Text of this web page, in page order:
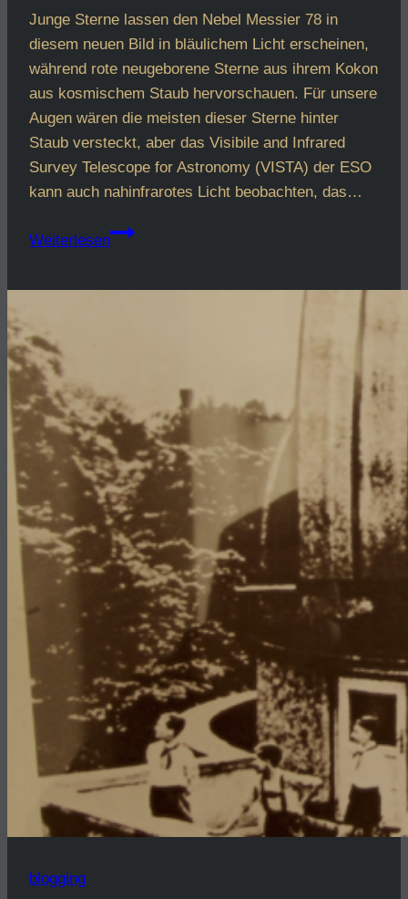
Junge Sterne lassen den Nebel Messier 78 in
diesem neuen Bild in bläulichem Licht erscheinen,
während rote neugeborene Sterne aus ihrem Kokon
aus kosmischem Staub hervorschauen. Für unsere
Augen wären die meisten dieser Sterne hinter
Staub versteckt, aber das Visibile and Infrared
Survey Telescope for Astronomy (VISTA) der ESO
kann auch nahinfrarotes Licht beobachten, das…
Weiterlesen
VISTA
Vorschein
blogging